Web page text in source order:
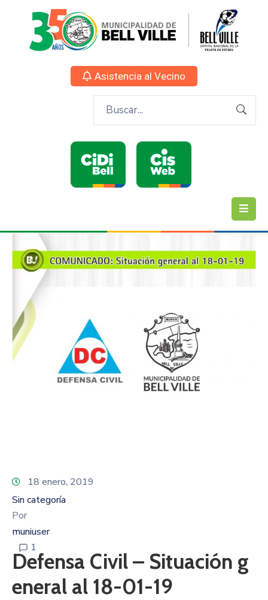
Asistencia al Vecino
18 enero, 2019
Sin categoría
Por
muniuser
1
Defensa Civil – Situación g
eneral al 18-01-19